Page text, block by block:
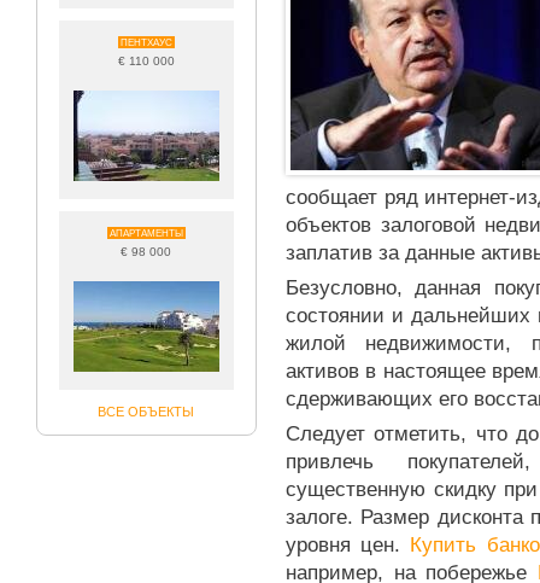
ПЕНТХАУС
€ 110 000
АПАРТАМЕНТЫ
€ 98 000
ВСЕ ОБЪЕКТЫ
сообщает ряд интернет-
объектов залоговой
заплатив за данные
Безусловно, данная
состоянии и дальнейших
жилой недвижимости,
активов в настоящее
сдерживающих его
Следует отметить, что
привлечь
существенную скидку
залоге. Размер дисконта
уровня цен. Купить
например, на побережье